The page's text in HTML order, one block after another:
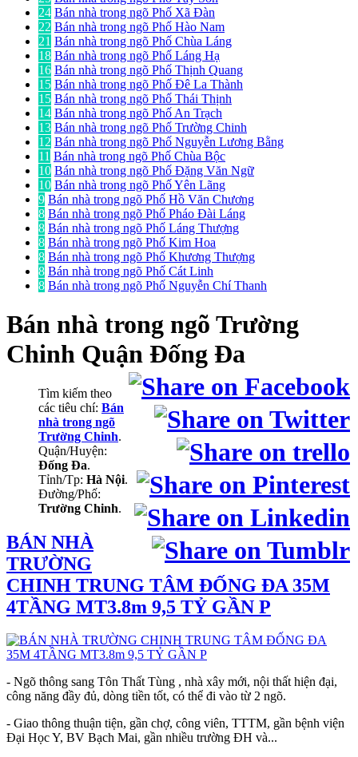
24 Bán nhà trong ngõ Phố Xã Đàn
22 Bán nhà trong ngõ Phố Hào Nam
21 Bán nhà trong ngõ Phố Chùa Láng
18 Bán nhà trong ngõ Phố Láng Hạ
16 Bán nhà trong ngõ Phố Thịnh Quang
15 Bán nhà trong ngõ Phố Đê La Thành
15 Bán nhà trong ngõ Phố Thái Thịnh
14 Bán nhà trong ngõ Phố An Trạch
13 Bán nhà trong ngõ Phố Trường Chinh
12 Bán nhà trong ngõ Phố Nguyễn Lương Bằng
11 Bán nhà trong ngõ Phố Chùa Bộc
10 Bán nhà trong ngõ Phố Đặng Văn Ngữ
10 Bán nhà trong ngõ Phố Yên Lãng
9 Bán nhà trong ngõ Phố Hồ Văn Chương
8 Bán nhà trong ngõ Phố Pháo Đài Láng
8 Bán nhà trong ngõ Phố Láng Thượng
8 Bán nhà trong ngõ Phố Kim Hoa
8 Bán nhà trong ngõ Phố Khương Thượng
8 Bán nhà trong ngõ Phố Cát Linh
8 Bán nhà trong ngõ Phố Nguyễn Chí Thanh
Bán nhà trong ngõ Trường
Chinh Quận Đống Đa
Tìm kiếm theo
các tiêu chí: Bán
nhà trong ngõ
Trường Chinh.
Quận/Huyện:
Đống Đa.
Tỉnh/Tp: Hà Nội.
Đường/Phố:
Trường Chinh.
BÁN NHÀ
TRƯỜNG
CHINH TRUNG TÂM ĐỐNG ĐA 35M
4TẦNG MT3.8m 9,5 TỶ GẦN P
- Ngõ thông sang Tôn Thất Tùng , nhà xây mới, nội thất hiện đại,
công năng đầy đủ, dòng tiền tốt, có thể đi vào từ 2 ngõ.
- Giao thông thuận tiện, gần chợ, công viên, TTTM, gần bệnh viện
Đại Học Y, BV Bạch Mai, gần nhiều trường ĐH và...